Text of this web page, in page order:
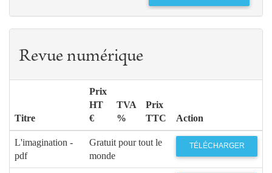
Revue numérique
Titre
Prix
HT
€
TVA
%
Prix
TTC
Action
L'imagination -
pdf
Gratuit pour tout le
monde
TÉLÉCHARGER